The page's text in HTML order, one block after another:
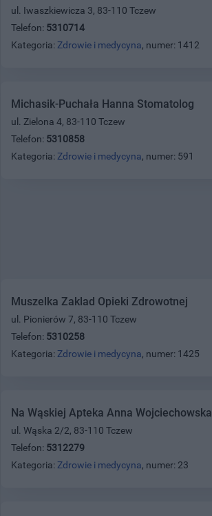
ul. Iwaszkiewicza 3, 83-110 Tczew
Telefon: 5310714
Kategoria: Zdrowie i medycyna, numer: 1412
Michasik-Puchała Hanna Stomatolog
ul. Zielona 4, 83-110 Tczew
Telefon: 5310858
Kategoria: Zdrowie i medycyna, numer: 591
Muszelka Zaklad Opieki Zdrowotnej
ul. Pionierów 7, 83-110 Tczew
Telefon: 5310258
Kategoria: Zdrowie i medycyna, numer: 1425
Na Wąskiej Apteka Anna Wojciechowska
ul. Wąska 2/2, 83-110 Tczew
Telefon: 5312279
Kategoria: Zdrowie i medycyna, numer: 23